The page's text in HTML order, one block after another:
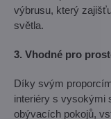
výbrusu, který
světla.
3. Vhodné pro
Díky svým
interiéry s vysokými
obývacích pokojů,